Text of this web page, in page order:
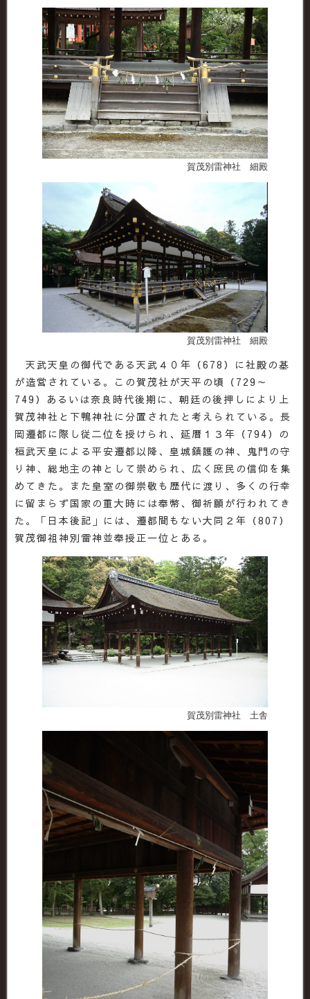
賀茂別雷神社 細殿
賀茂別雷神社 細殿
天武天皇の御代である天武４０年（678）に社殿の基
が造営されている。この賀茂社が天平の頃（729～
749）あるいは奈良時代後期に、朝廷の後押しにより上
賀茂神社と下鴨神社に分置されたと考えられている。長
岡遷都に際し従二位を授けられ、延暦１３年（794）の
桓武天皇による平安遷都以降、皇城鎮護の神、鬼門の守
り神、総地主の神として崇められ、広く庶民の信仰を集
めてきた。また皇室の御崇敬も歴代に渡り、多くの行幸
に留まらず国家の重大時には奉幣、御祈願が行われてき
た。「日本後記」には、遷都間もない大同２年（807）
賀茂御祖神別雷神並奉授正一位とある。
賀茂別雷神社 土舎